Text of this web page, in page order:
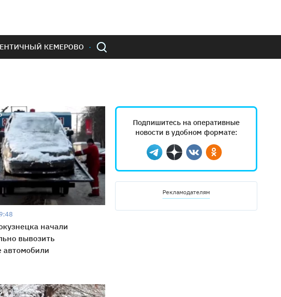
КЕМЕРОВО
начали
вывозить
Подпишитесь на оперативные
новости в удобном формате:
Telegram
ДзенВконтактеОдноклассники
Рекламодателям